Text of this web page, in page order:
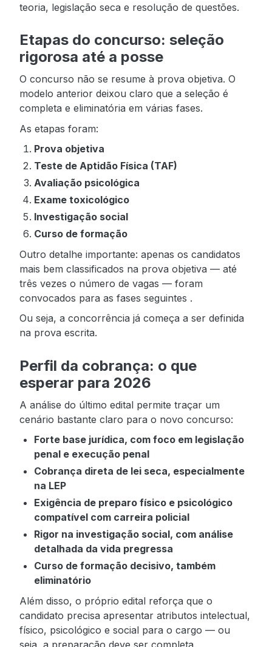
teoria, legislação seca e resolução de questões.
Etapas do concurso: seleção
rigorosa até a posse
O concurso não se resume à prova objetiva. O
modelo anterior deixou claro que a seleção é
completa e eliminatória em várias fases.
As etapas foram:
Prova objetiva
Teste de Aptidão Física (TAF)
Avaliação psicológica
Exame toxicológico
Investigação social
Curso de formação
Outro detalhe importante: apenas os candidatos
mais bem classificados na prova objetiva — até
três vezes o número de vagas — foram
convocados para as fases seguintes .
Ou seja, a concorrência já começa a ser definida
na prova escrita.
Perfil da cobrança: o que
esperar para 2026
A análise do último edital permite traçar um
cenário bastante claro para o novo concurso:
Forte base jurídica, com foco em legislação
penal e execução penal
Cobrança direta de lei seca, especialmente
na LEP
Exigência de preparo físico e psicológico
compatível com carreira policial
Rigor na investigação social, com análise
detalhada da vida pregressa
Curso de formação decisivo, também
eliminatório
Além disso, o próprio edital reforça que o
candidato precisa apresentar atributos intelectual,
físico, psicológico e social para o cargo — ou
seja, a preparação deve ser completa.